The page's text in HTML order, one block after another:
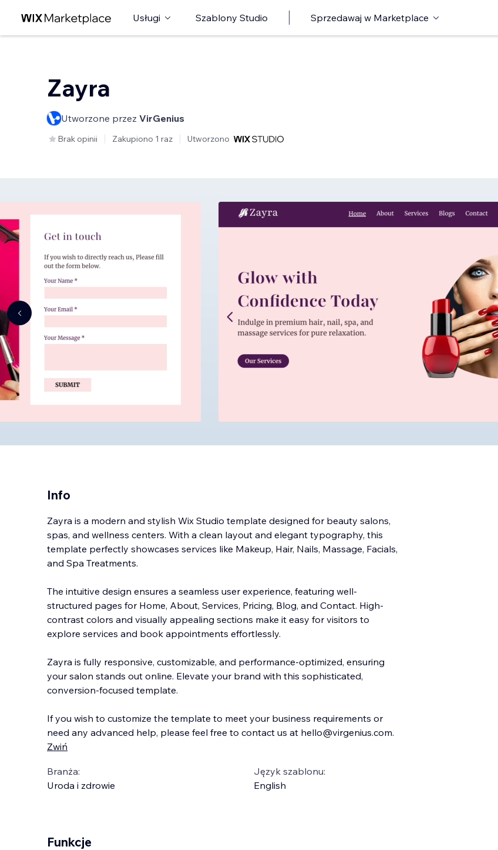
Usługi Szablony Studio Sprzedawaj w Marketplace
Zayra
Utworzone przez VirGenius
Brak opinii Zakupiono 1 raz Utworzono
Info
Zayra is a modern and stylish Wix Studio template designed for beauty salons,
spas, and wellness centers. With a clean layout and elegant typography, this
template perfectly showcases services like Makeup, Hair, Nails, Massage, Facials,
and Spa Treatments.
The intuitive design ensures a seamless user experience, featuring well-
structured pages forHome, About, Services, Pricing, Blog, and Contact. High-
contrast colors and visually appealing sections make it easy for visitors to
explore services and book appointments effortlessly.
Zayra is fully responsive, customizable, and performance-optimized, ensuring
your salon stands out online. Elevate your brand with this sophisticated,
conversion-focused template.
If you wish to customize the template to meet your business requirements or
need any advanced help, please feel free to contact us at hello@virgenius.com.
Zwiń
Branża:
Uroda i zdrowie
Język szablonu:
English
Funkcje